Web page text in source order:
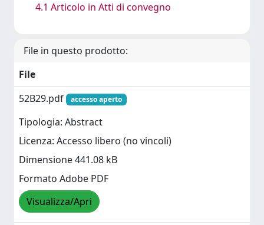
4.1 Articolo in Atti di convegno
File in questo prodotto:
File
52B29.pdf
accesso aperto
Tipologia: Abstract
Licenza: Accesso libero (no vincoli)
Dimensione 441.08 kB
Formato Adobe PDF
Visualizza/Apri